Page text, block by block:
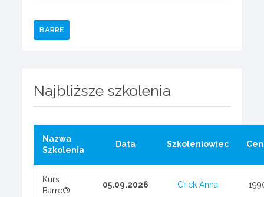
BARRE
Najbliższe szkolenia
Nazwa
Szkolenia
Data Szkoleniowiec
Kurs
Barre®
05.09.2026 Crick Anna